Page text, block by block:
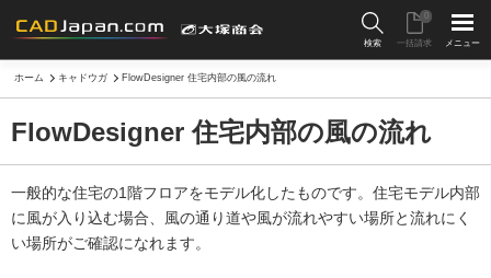
検索 一括請求
0
メニュー
ホーム キャドウガ FlowDesigner 住宅内部の風の流れ
FlowDesigner 住宅内部の風の流れ
一般的な住宅の1階フロアをモデル化したものです。住宅モデル内部
に風が入り込む場合、風の通り道や風が流れやすい場所と流れにく
い場所がご確認になれます。